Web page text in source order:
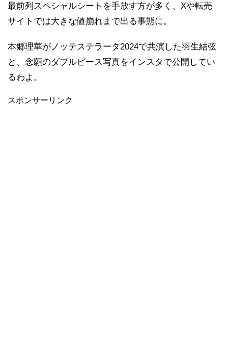
最前列スペシャルシートを手放す方が多く、Xや転売
サイトでは大きな値崩れまで出る事態に。
本郷理華がノッテステラータ2024で共演した羽生結弦
と、念願のダブルピース写真をインスタで公開してい
るわよ。
スポンサーリンク